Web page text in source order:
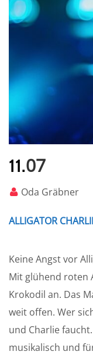
11.07
Oda Gräbner
ALLIGATOR
Keine Angst vor
Mit glühend roten
Krokodil an. Das
weit offen. Wer
und Charlie
musikalisch und